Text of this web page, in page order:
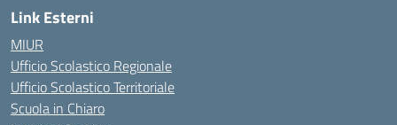
Link Esterni
MIUR
Ufficio Scolastico Regionale
Ufficio Scolastico Territoriale
Scuola in Chiaro